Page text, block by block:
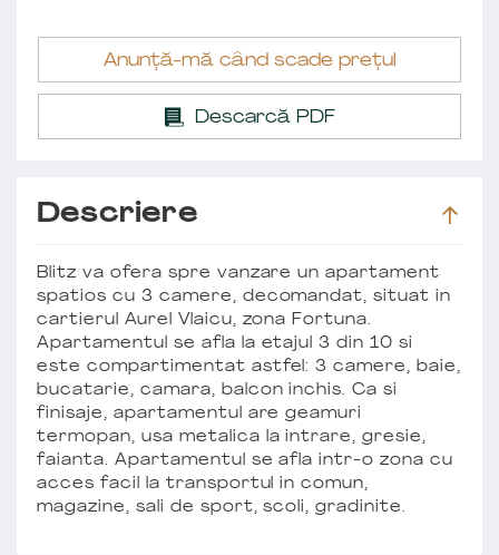
Anunță-mă când scade prețul
Descarcă PDF
Descriere
Blitz va ofera spre vanzare un apartament
spatios cu 3 camere, decomandat, situat in
cartierul Aurel Vlaicu, zona Fortuna.
Apartamentul se afla la etajul 3 din 10 si
este compartimentat astfel: 3 camere, baie,
bucatarie, camara, balcon inchis. Ca si
finisaje, apartamentul are geamuri
termopan, usa metalica la intrare, gresie,
faianta. Apartamentul se afla intr-o zona cu
acces facil la transportul in comun,
magazine, sali de sport, scoli, gradinite.